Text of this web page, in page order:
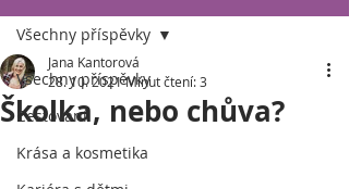
Všechny příspěvky
Cestování
Krása a kosmetika
Všechny příspěvky
Školka, nebo chůva?
Jana Kantorová
28. 10. 2021Minut čtení: 3